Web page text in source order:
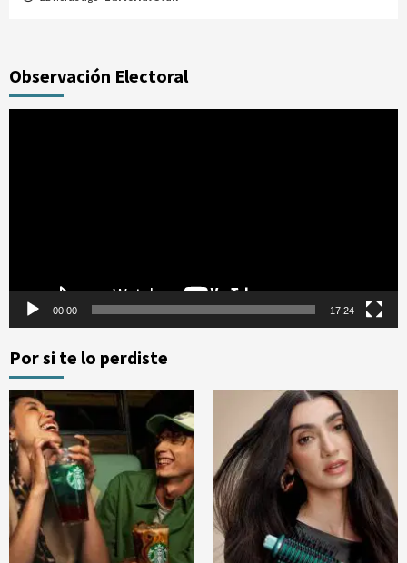
Observación Electoral
00:00 17:24
Por si te lo perdiste